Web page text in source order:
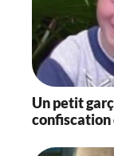
Un petit
confiscation